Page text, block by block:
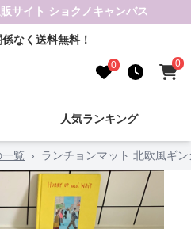
サイト ショクノキャンバス
なく送料無料！
0 0
人気ランキング
覧 › ランチョンマット 北欧風ギ